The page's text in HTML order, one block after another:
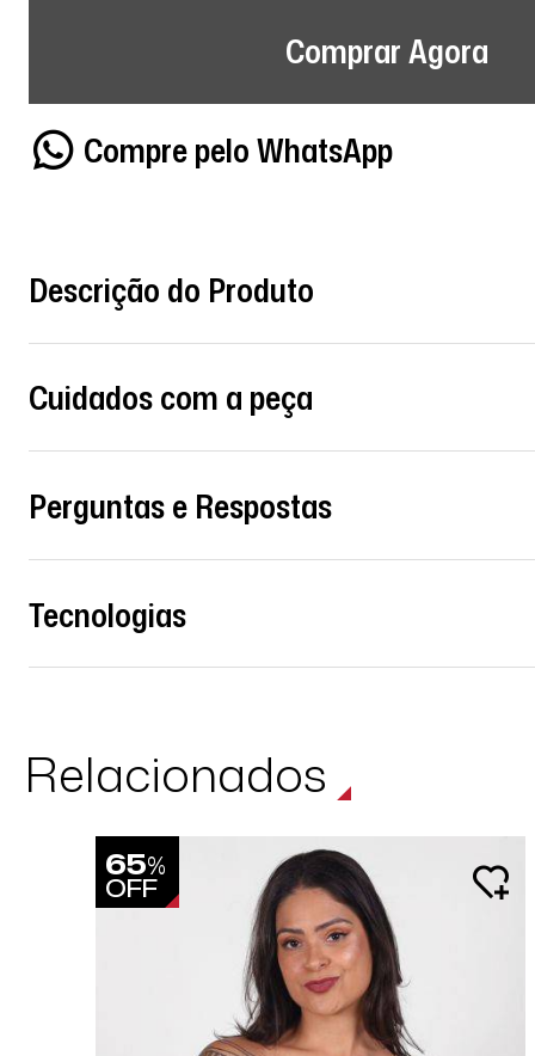
Comprar Agora
Compre pelo WhatsApp
Descrição do Produto
Cuidados com a peça
Perguntas e Respostas
Tecnologias
Relacionados
65%
OFF